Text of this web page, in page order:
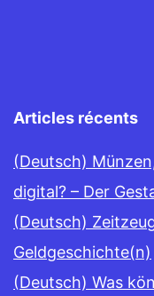
Articles récents
(Deutsch)
digital? – Der
(Deutsch)
Geldgeschichte(n)
(Deutsch) Was